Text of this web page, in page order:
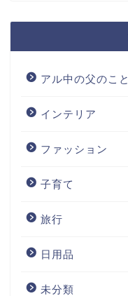
アル中の父のこと
インテリア
ファッション
子育て
旅行
日用品
未分類